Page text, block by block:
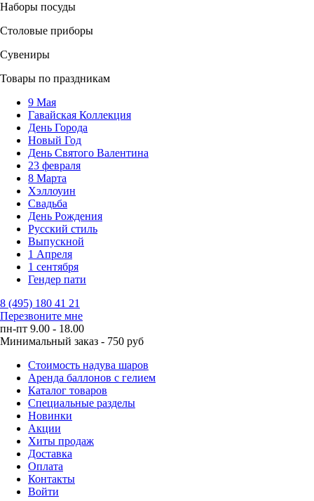
Наборы посуды
Столовые приборы
Сувениры
Товары по праздникам
9 Мая
Гавайская Коллекция
День Города
Новый Год
День Святого Валентина
23 февраля
8 Марта
Хэллоуин
Свадьба
День Рождения
Русский стиль
Выпускной
1 Апреля
1 сентября
Гендер пати
8 (495) 180 41 21
Перезвоните мне
пн-пт 9.00 - 18.00
Минимальный заказ - 750 руб
Стоимость надува шаров
Аренда баллонов с гелием
Каталог товаров
Специальные разделы
Новинки
Акции
Хиты продаж
Доставка
Оплата
Контакты
Войти